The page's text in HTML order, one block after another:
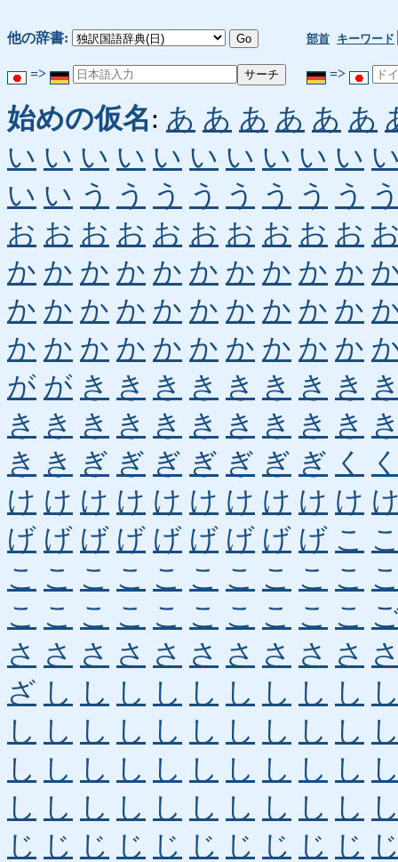
他の辞書: 部首 キーワード
=> =>
始めの仮名: あ あ あ あ あ あ
い い い い い い い い い い
い い う う う う う う う う
お お お お お お お お お お
か か か か か か か か か か
か か か か か か か か か か
か か か か か か か か か か
が が き き き き き き き き
き き き き き き き き き き
き き ぎ ぎ ぎ ぎ ぎ ぎ ぎ く
け け け け け け け け け け
げ げ げ げ げ げ げ げ げ こ
こ こ こ こ こ こ こ こ こ こ
こ こ こ こ こ こ こ こ こ こ
さ さ さ さ さ さ さ さ さ さ
ざ し し し し し し し し し
し し し し し し し し し し
し し し し し し し し し し
し し し し し し し し し し
じ じ じ じ じ じ じ じ じ じ